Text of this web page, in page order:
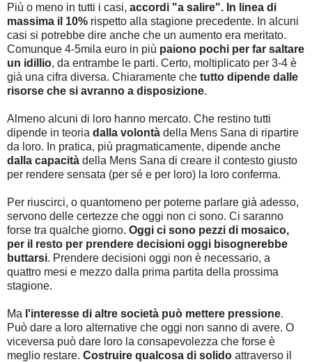
Più o meno in tutti i casi, accordi "a salire". In linea di
massima il 10% rispetto alla stagione precedente. In alcuni
casi si potrebbe dire anche che un aumento era meritato.
Comunque 4-5mila euro in più paiono pochi per far saltare
un idillio, da entrambe le parti. Certo, moltiplicato per 3-4 è
già una cifra diversa. Chiaramente che tutto dipende dalle
risorse che si avranno a disposizione.
Almeno alcuni di loro hanno mercato. Che restino tutti
dipende in teoria dalla volontà della Mens Sana di ripartire
da loro. In pratica, più pragmaticamente, dipende anche
dalla capacità della Mens Sana di creare il contesto giusto
per rendere sensata (per sé e per loro) la loro conferma.
Per riuscirci, o quantomeno per poterne parlare già adesso,
servono delle certezze che oggi non ci sono. Ci saranno
forse tra qualche giorno. Oggi ci sono pezzi di mosaico,
per il resto per prendere decisioni oggi bisognerebbe
buttarsi. Prendere decisioni oggi non è necessario, a
quattro mesi e mezzo dalla prima partita della prossima
stagione.
Ma l'interesse di altre società può mettere pressione.
Può dare a loro alternative che oggi non sanno di avere. O
viceversa può dare loro la consapevolezza che forse è
meglio restare. Costruire qualcosa di solido attraverso il